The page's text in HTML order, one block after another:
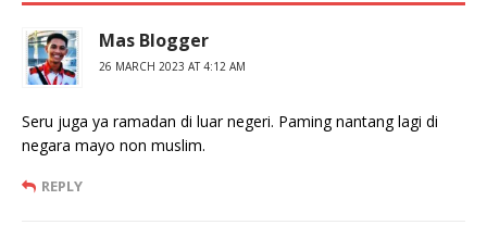
Mas Blogger
26 MARCH 2023 AT 4:12 AM
Seru juga ya ramadan di luar negeri. Paming nantang lagi di
negara mayo non muslim.
REPLY